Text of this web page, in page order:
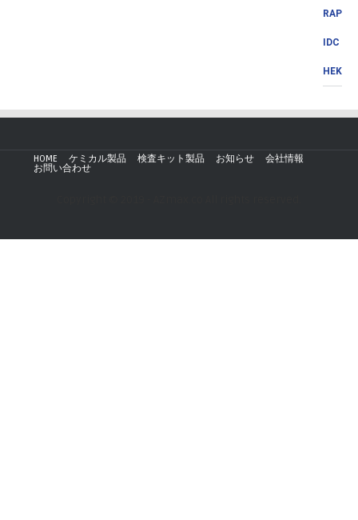
RAP
IDC
HEK
HOME ケミカル製品 検査キット製品 お知らせ
会社情報
お問い合わせ